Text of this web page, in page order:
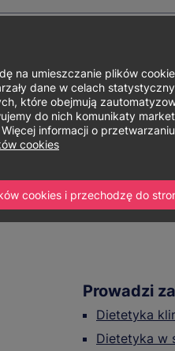
i szkolenia Nauka i badania
Prowadzi
Dietetyka
Dietetyka w
na umieszczanie plików
dane w celach
które obejmują
do nich komunikaty
informacji o
cookies
cookies i przechodzę do